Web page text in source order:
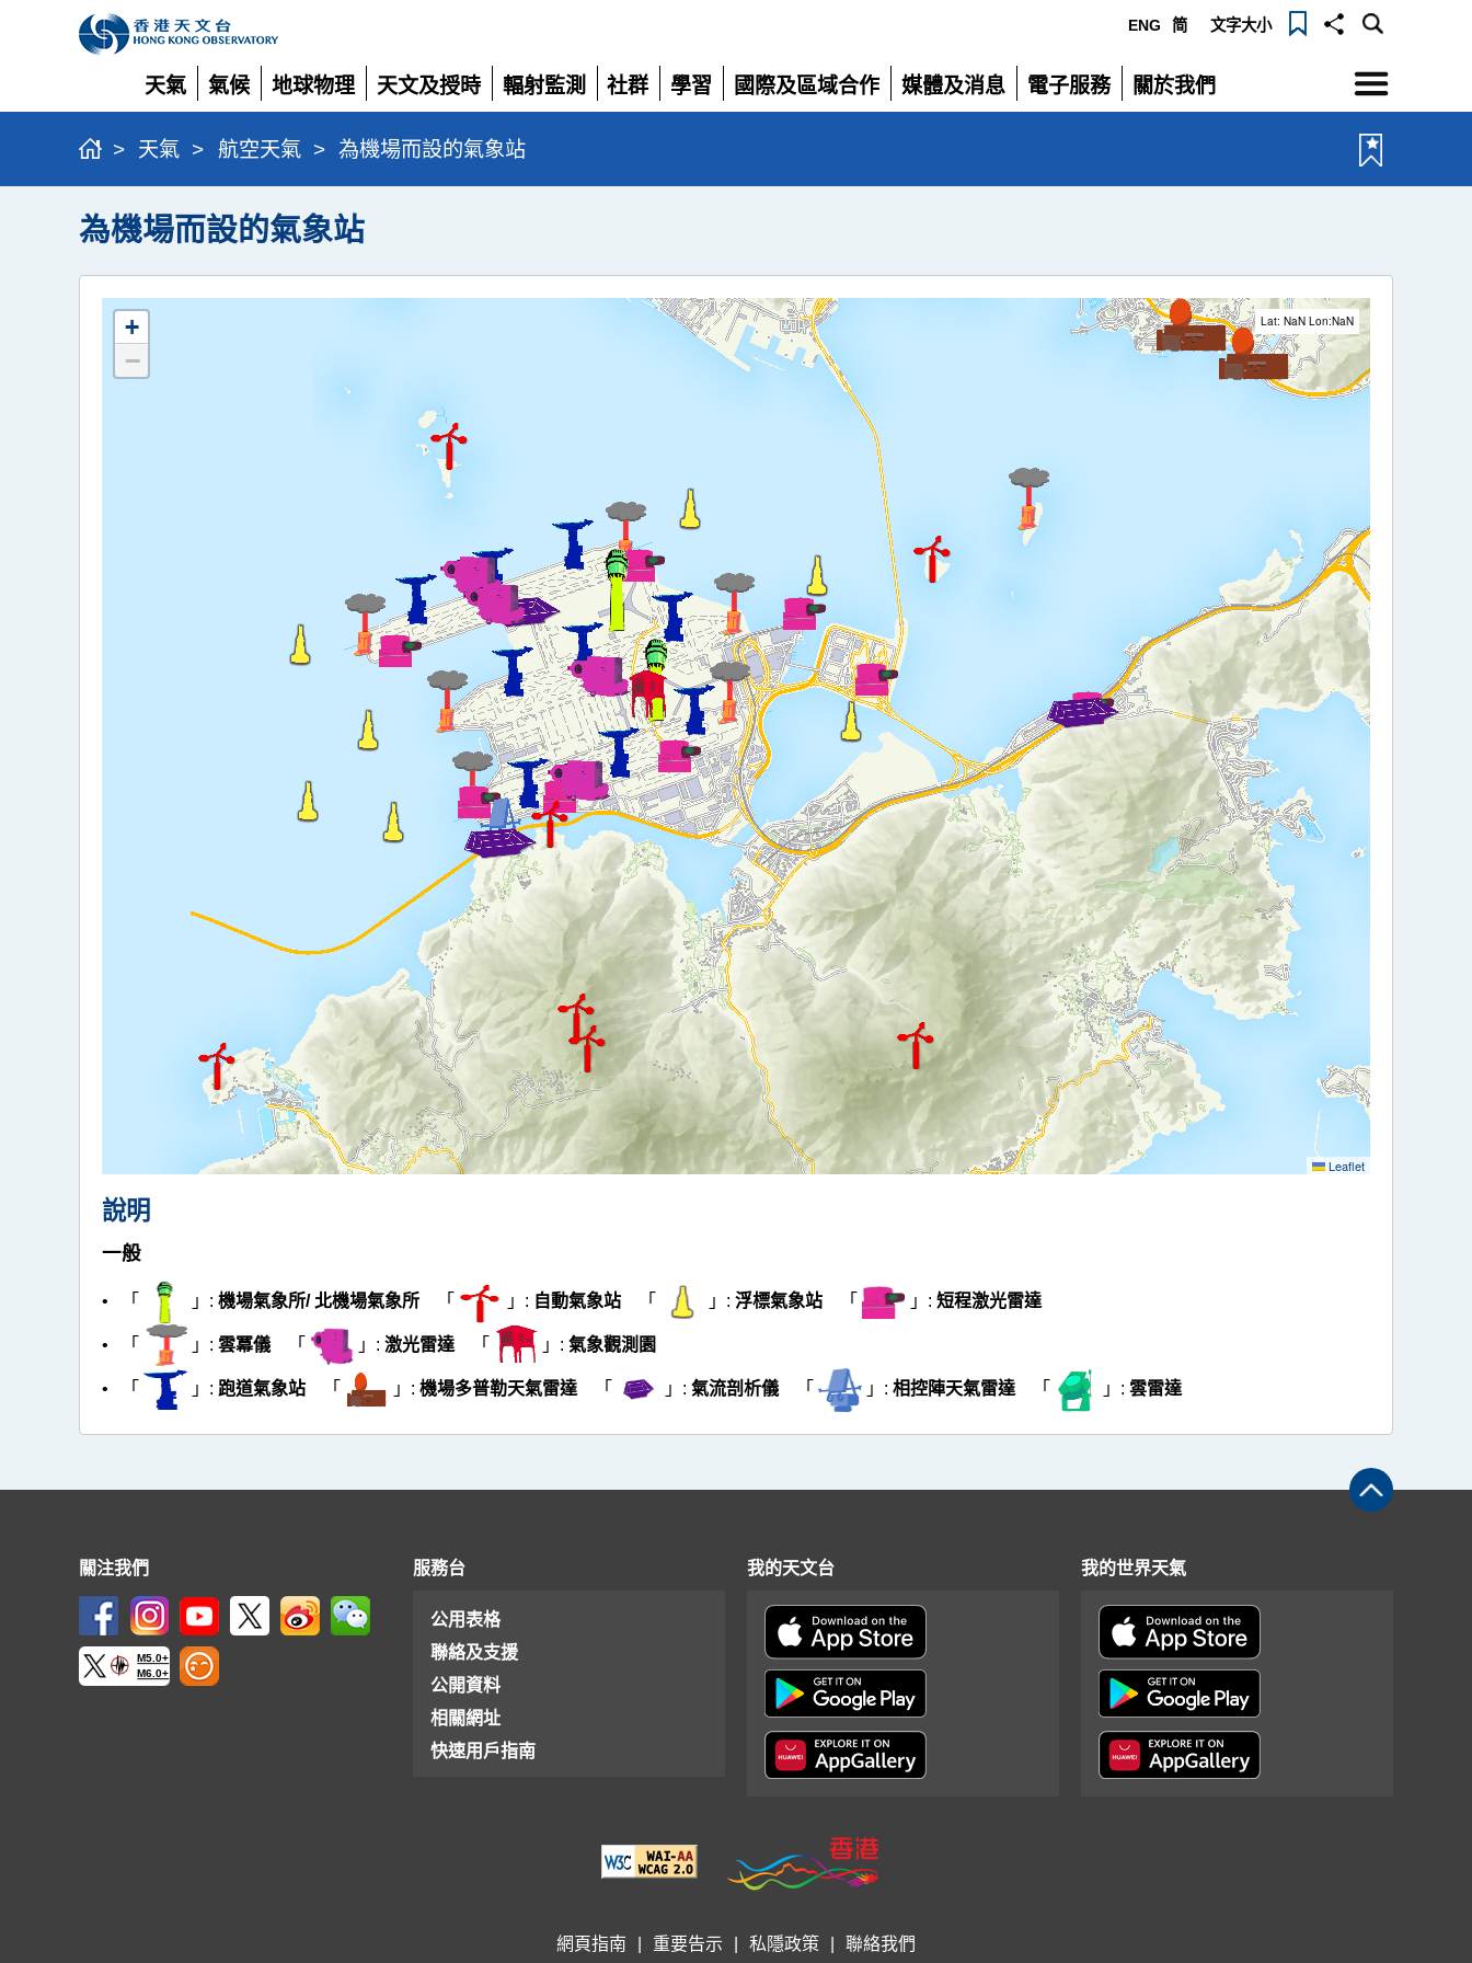
ENG 简 文字大小
天氣
展
開
氣候
展
開
地球物理
展
開
天文及授時
展
開
輻射監測
展
開
社群
展
學習
展
國際及區域合作
展
媒體及消息
展
電子服務
展
關於我們
展
選
單
> 天氣 > 航空天氣 > 為機場而設的氣象站
為機場而設的氣象站
+
−
Lat: NaN Lon:NaN
Leaflet
說明
一般
• 「 」: 機場氣象所/ 北機場氣象所 「 」: 自動氣象站 「 」: 浮標氣象站 「 」: 短程激光雷達
• 「 」: 雲冪儀 「 」: 激光雷達 「 」: 氣象觀測園
• 「 」: 跑道氣象站 「 」: 機場多普勒天氣雷達 「 」: 氣流剖析儀 「 」: 相控陣天氣雷達 「 」: 雲雷達
關注我們
M5.0+
M6.0+
服務台
公用表格
聯絡及支援
公開資料
相關網址
快速用戶指南
我的天文台 我的世界天氣
網頁指南 重要告示 私隱政策 聯絡我們